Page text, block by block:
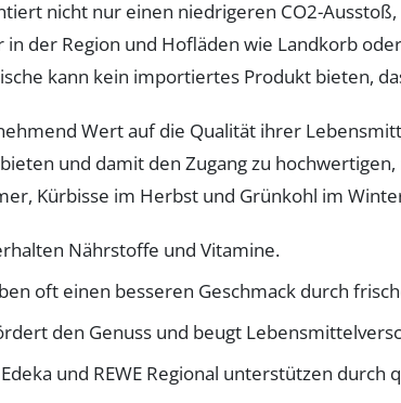
nicht nur einen niedrigeren CO2-
in der Region und Hofläden wie Landkorb
kann kein importiertes Produkt bieten,
Wert auf die Qualität ihrer
und damit den Zugang zu
Kürbisse im Herbst und Grünkohl im
Nährstoffe und Vitamine.
oft einen besseren Geschmack durch
den Genuss und beugt
und REWE Regional unterstützen